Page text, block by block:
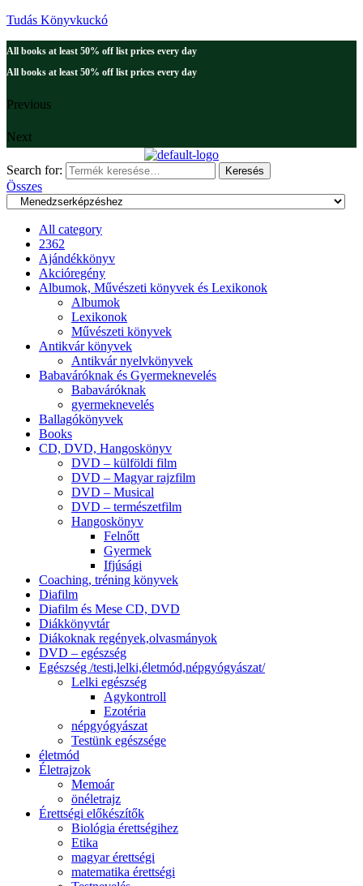
Tudás Könyvkuckó
All books at least 50% off list prices every day
All books at least 50% off list prices every day
Previous
Next
Search for: Keresés
Összes
All category
2362
Ajándékkönyv
Akcióregény
Albumok, Művészeti könyvek és Lexikonok
Albumok
Lexikonok
Művészeti könyvek
Antikvár könyvek
Antikvár nyelvkönyvek
Babaváróknak és Gyermeknevelés
Babaváróknak
gyermeknevelés
Ballagókönyvek
Books
CD, DVD, Hangoskönyv
DVD – külföldi film
DVD – Magyar rajzfilm
DVD – Musical
DVD – természetfilm
Hangoskönyv
Felnőtt
Gyermek
Ifjúsági
Coaching, tréning könyvek
Diafilm
Diafilm és Mese CD, DVD
Diákkönyvtár
Diákoknak regények,olvasmányok
DVD – egészség
Egészség /testi,lelki,életmód,népgyógyászat/
Lelki egészség
Agykontroll
Ezotéria
népgyógyászat
Testünk egészsége
életmód
Életrajzok
Memoár
önéletrajz
Érettségi előkészítők
Biológia érettségihez
Etika
magyar érettségi
matematika érettségi